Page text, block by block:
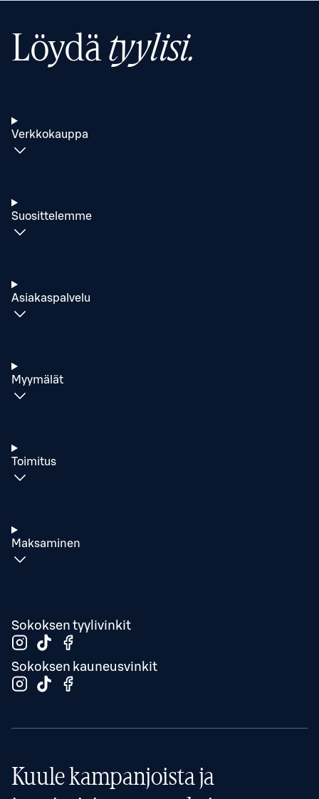
Löydätyylisi.
Verkkokauppa
Suosittelemme
Asiakaspalvelu
Myymälät
Toimitus
Maksaminen
Sokoksen tyylivinkit
Sokoksen kauneusvinkit
Kuule kampanjoista ja